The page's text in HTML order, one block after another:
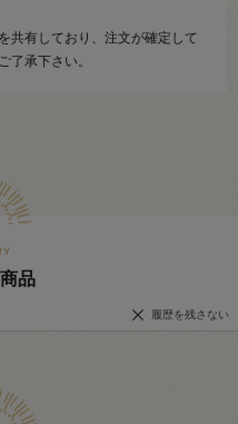
共有しており、注文が確定して
了承下さい。
品
履歴を残さない